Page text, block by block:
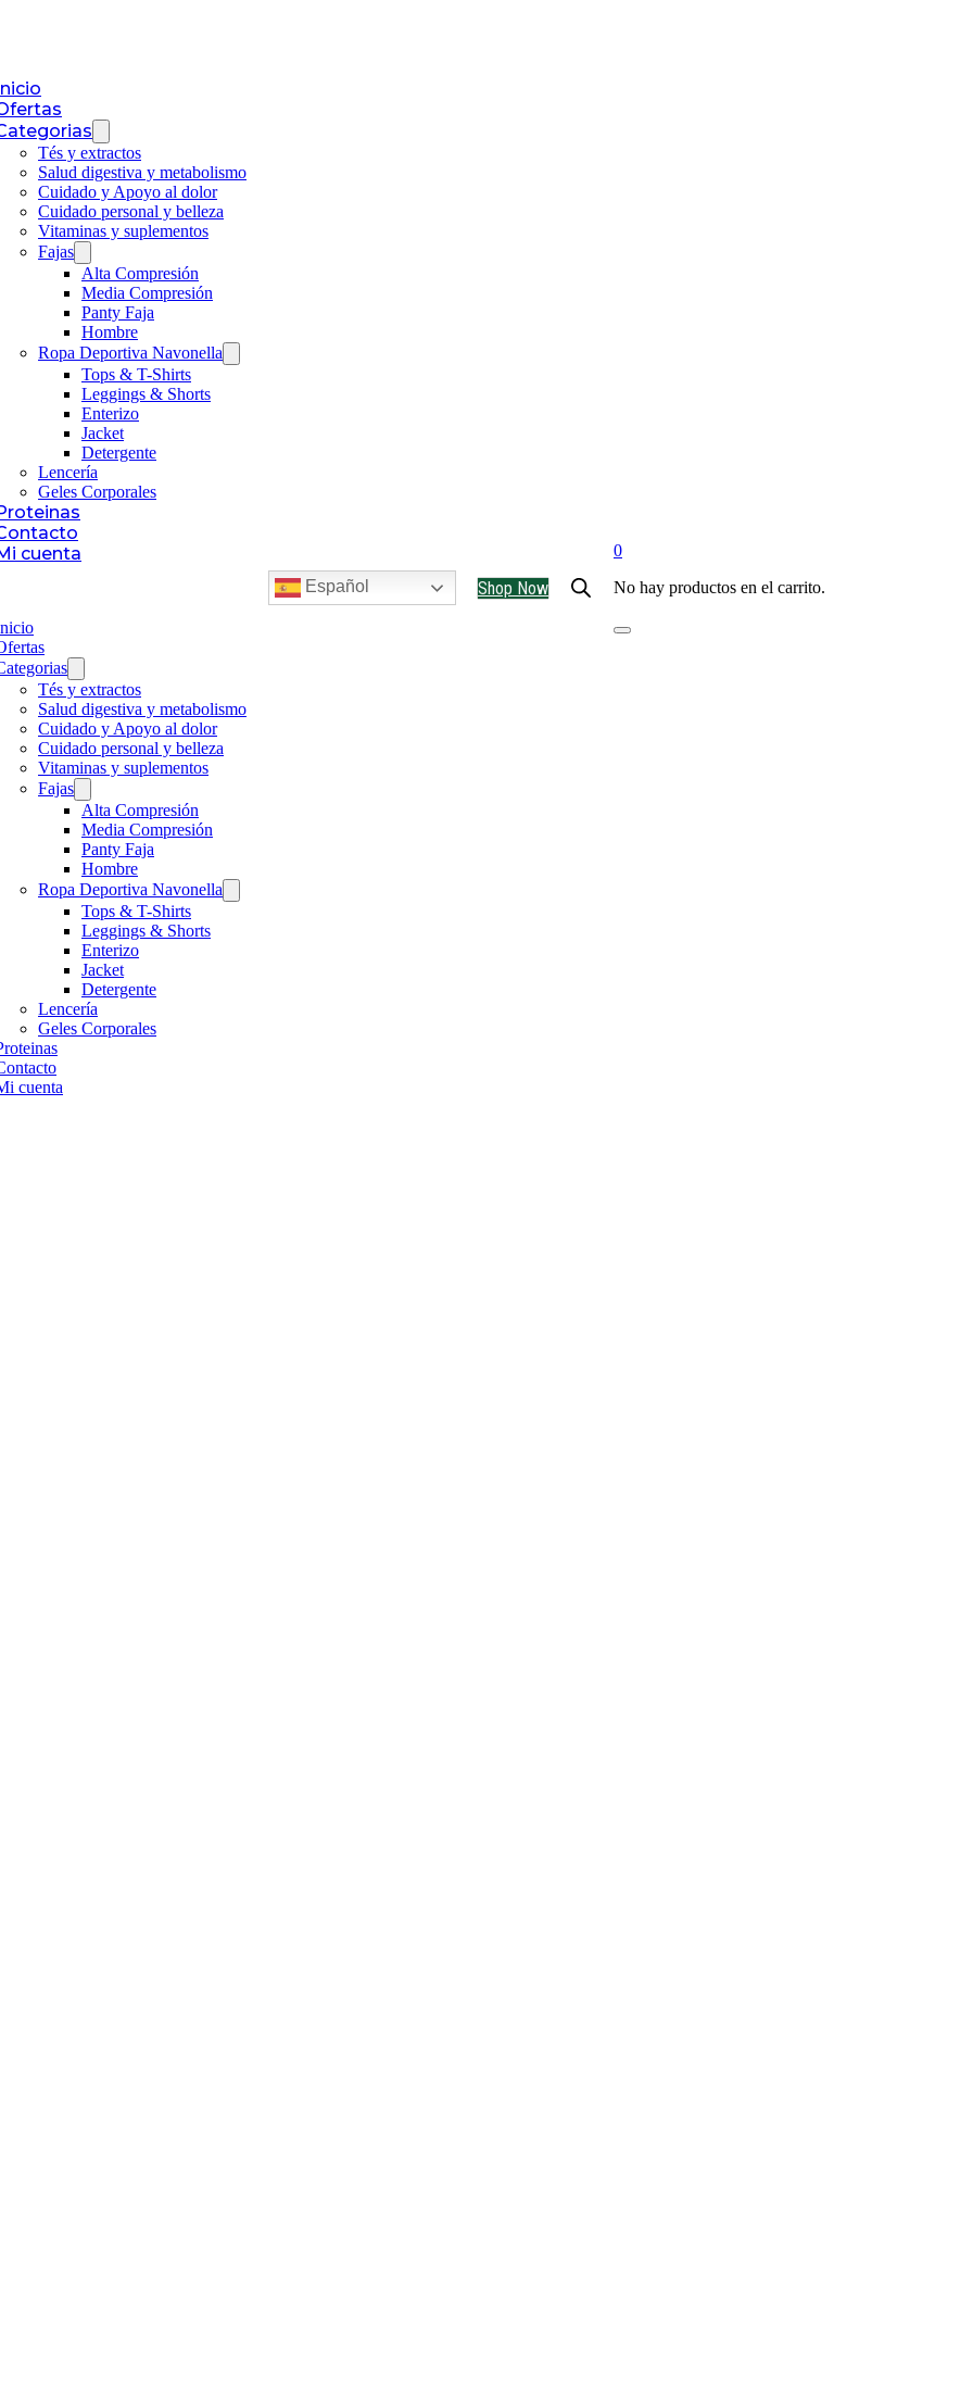
Tés y extractos
Salud digestiva y metabolismo
Cuidado y Apoyo al dolor
Cuidado personal y belleza
Vitaminas y suplementos
Fajas
Alta Compresión
Media Compresión
Panty Faja
Hombre
Ropa Deportiva Navonella
Tops & T-Shirts
Leggings & Shorts
Enterizo
Jacket
Detergente
Lencería
Geles Corporales
cuenta
Tés y extractos
Salud digestiva y metabolismo
Cuidado y Apoyo al dolor
Cuidado personal y belleza
Vitaminas y suplementos
Fajas
Alta Compresión
Media Compresión
Panty Faja
Hombre
Ropa Deportiva Navonella
Tops & T-Shirts
Leggings & Shorts
Enterizo
Jacket
Detergente
Lencería
Geles Corporales
cuenta
Español Shop Now
0
No hay productos en el carrito.